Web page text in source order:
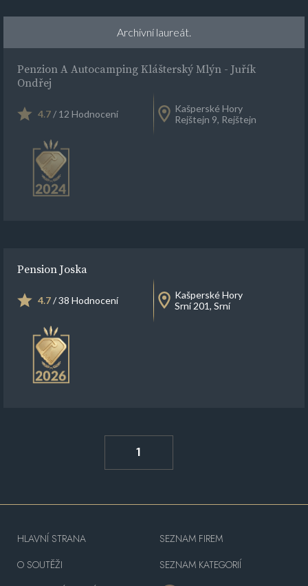
Archivní laureát.
Penzion A Autocamping Klášterský Mlýn - Juřík
Ondřej
4.7/ 12 Hodnocení
Kašperské Hory
Rejštejn 9, Rejštejn
Pension Joska
4.7/ 38 Hodnocení
Kašperské Hory
Srní 201, Srní
1
HLAVNÍ STRANA
O SOUTĚŽI
SEZNAM FIREM
SEZNAM KATEGORIÍ